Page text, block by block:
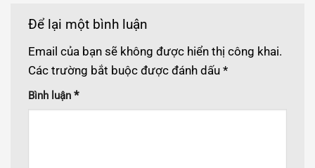
Để lại một bình luận
Email của bạn sẽ không được hiển thị công khai.
Các trường bắt buộc được đánh dấu *
Bình luận *